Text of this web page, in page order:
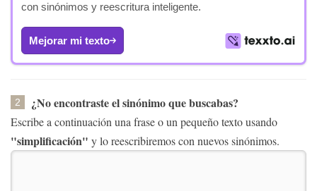
con sinónimos y reescritura inteligente.
Mejorar mi texto
2 ¿No encontraste el sinónimo que buscabas?
Escribe a continuación una frase o un pequeño texto usando
"simplificación" y lo reescribiremos con nuevos sinónimos.